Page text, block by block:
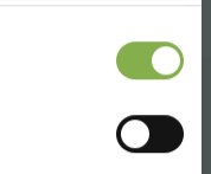
чтобы